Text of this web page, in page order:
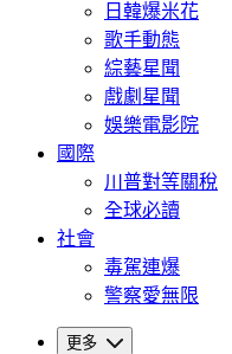
日韓爆米花
歌手動態
綜藝星聞
戲劇星聞
娛樂電影院
國際
川普對等關稅
全球必讀
社會
毒駕連爆
警察愛無限
更多